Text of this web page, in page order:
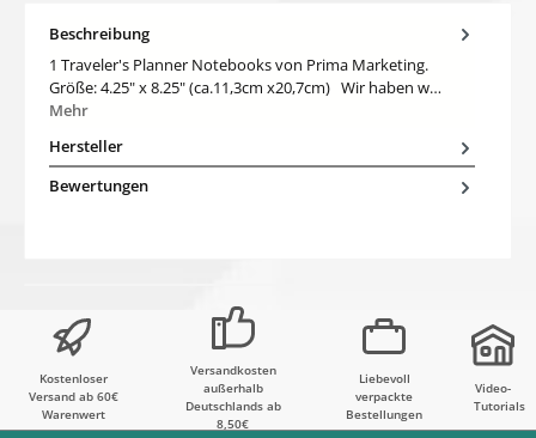
Beschreibung
1 Traveler's Planner Notebooks von Prima Marketing.
Größe: 4.25" x 8.25" (ca.11,3cm x20,7cm) Wir haben w…
Mehr
Hersteller
Bewertungen
Kostenloser
Versand ab 60€
Warenwert
Versandkosten
außerhalb
Deutschlands ab
8,50€
Liebevoll
verpackte
Bestellungen
Video-
Tutorials